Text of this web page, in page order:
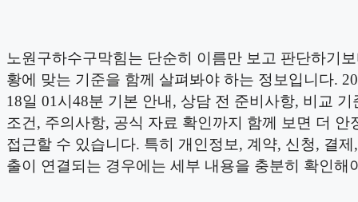
노원구하수구막힘는 단순히 이름만 보고 판단하기
황에 맞는 기준을 함께 살펴봐야 하는 정보입니다.
18일 01시48분 기본 안내, 상담 전 준비사항, 비교 기
조건, 주의사항, 공식 자료 확인까지 함께 보면 더 안
접근할 수 있습니다. 특히 개인정보, 계약, 신청, 결제
출이 연결되는 경우에는 세부 내용을 충분히 확인해